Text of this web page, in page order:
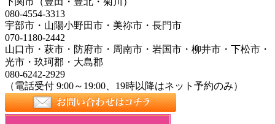
080-4554-3313
宇部市・山陽小野田市・美祢市・長門市
070-1180-2442
山口市・萩市・防府市・周南市・岩国市・柳井市・下松市・
光市・玖珂郡・大島郡
080-6242-2929
（電話受付 9:00～19:00、19時以降はネット予約のみ）